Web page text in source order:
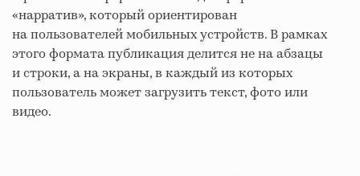
«нарратив», который ориентирован
на пользователей мобильных устройств. В рамках
этого формата публикация делится не на абзацы
и строки, а на экраны, в каждый из которых
пользователь может загрузить текст, фото или
видео.